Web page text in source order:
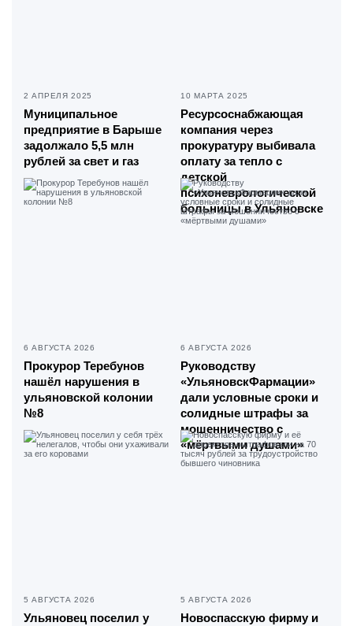
2 АПРЕЛЯ 2025
Муниципальное
предприятие в Барыше
задолжало 5,5 млн
рублей за свет и газ
10 МАРТА 2025
Ресурсоснабжающая
компания через
прокуратуру выбивала
оплату за тепло с
детской
психоневрологической
больницы в Ульяновске
6 АВГУСТА 2026
Прокурор Теребунов
нашёл нарушения в
ульяновской колонии
№8
6 АВГУСТА 2026
Руководству
«УльяновскФармации»
дали условные сроки и
солидные штрафы за
мошенничество с
«мёртвыми душами»
5 АВГУСТА 2026
Ульяновец поселил у
5 АВГУСТА 2026
Новоспасскую фирму и